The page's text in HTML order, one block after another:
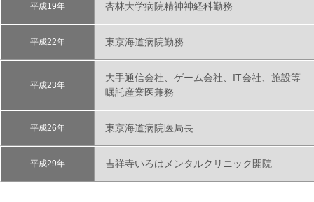
平成19年 杏林大学病院精神神経科勤務
平成22年 東京海道病院勤務
平成23年
大手通信会社、ゲーム会社、IT会社、施設等
嘱託産業医兼務
平成26年 東京海道病院医局長
平成29年 吉祥寺いろはメンタルクリニック開院